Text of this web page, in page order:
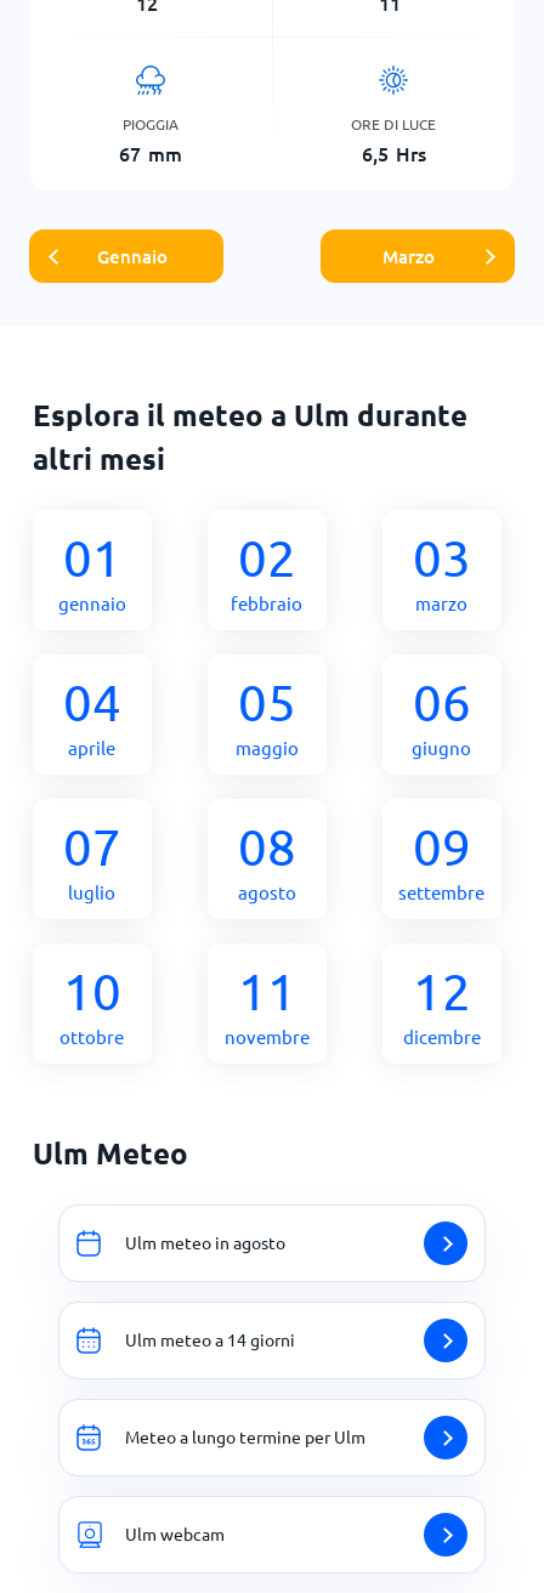
PIOGGIA
67 mm
ORE DI LUCE
6,5 Hrs
Gennaio Marzo
Esplora il meteo a Ulm durante
altri mesi
01
gennaio
02
febbraio
03
marzo
04
aprile
05
maggio
06
giugno
07
luglio
08
agosto
09
settembre
10
ottobre
11
novembre
12
dicembre
Ulm Meteo
Ulm meteo in agosto
Ulm meteo a 14 giorni
Meteo a lungo termine per Ulm
Ulm webcam